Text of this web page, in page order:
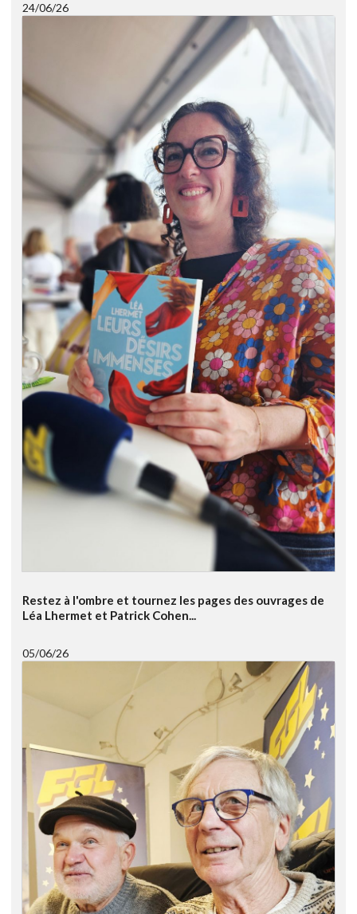
24/06/26
Restez à l'ombre et tournez les pages des ouvrages de
Léa Lhermet et Patrick Cohen...
05/06/26